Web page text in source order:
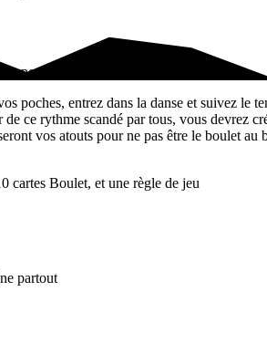
poches, entrez…
poches, entrez dans la danse et suivez le
ce rythme scandé par tous, vous devrez
vos atouts pour ne pas être le boulet
cartes Boulet, et une règle de jeu
partout